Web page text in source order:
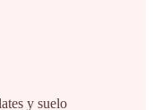
y suelo